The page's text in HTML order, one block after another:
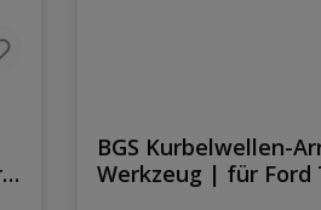
BGS Kurbelwellen-
Werkzeug | für Ford